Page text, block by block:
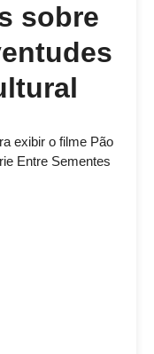
sobre
exibir o filme Pão
Entre Sementes